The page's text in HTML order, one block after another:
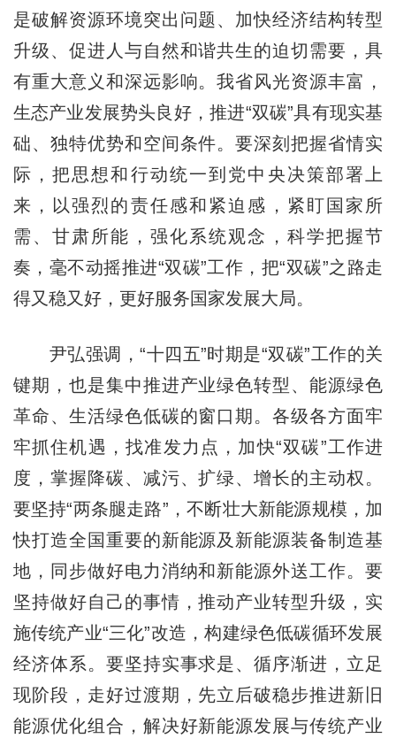
是破解资源环境突出问题、加快经济结构转型
升级、促进人与自然和谐共生的迫切需要，具
有重大意义和深远影响。我省风光资源丰富，
生态产业发展势头良好，推进“双碳”具有现实基
础、独特优势和空间条件。要深刻把握省情实
际，把思想和行动统一到党中央决策部署上
来，以强烈的责任感和紧迫感，紧盯国家所
需、甘肃所能，强化系统观念，科学把握节
奏，毫不动摇推进“双碳”工作，把“双碳”之路走
得又稳又好，更好服务国家发展大局。
尹弘强调，“十四五”时期是“双碳”工作的关
键期，也是集中推进产业绿色转型、能源绿色
革命、生活绿色低碳的窗口期。各级各方面牢
牢抓住机遇，找准发力点，加快“双碳”工作进
度，掌握降碳、减污、扩绿、增长的主动权。
要坚持“两条腿走路”，不断壮大新能源规模，加
快打造全国重要的新能源及新能源装备制造基
地，同步做好电力消纳和新能源外送工作。要
坚持做好自己的事情，推动产业转型升级，实
施传统产业“三化”改造，构建绿色低碳循环发展
经济体系。要坚持实事求是、循序渐进，立足
现阶段，走好过渡期，先立后破稳步推进新旧
能源优化组合，解决好新能源发展与传统产业